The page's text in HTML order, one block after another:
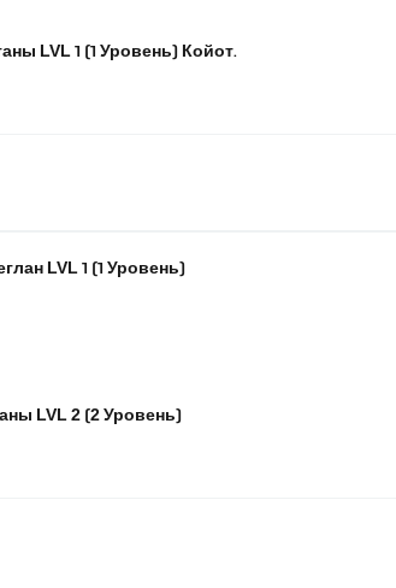
свой вариант, который идеально сядет.
и более теплой жизни. В нем долгие
испытанием на выносливость.
LVL 1 (1 Уровень) Койот.
LVL 1 (1 Уровень)
LVL 2 (2 Уровень)